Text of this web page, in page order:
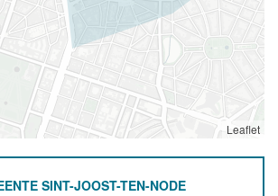
Leaflet
SINT-JOOST-TEN-NODE